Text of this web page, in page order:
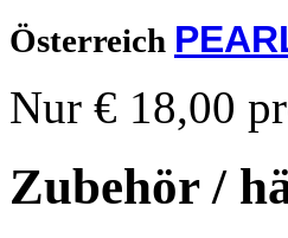
Österreich
Nur € 18,00
Zubehör /